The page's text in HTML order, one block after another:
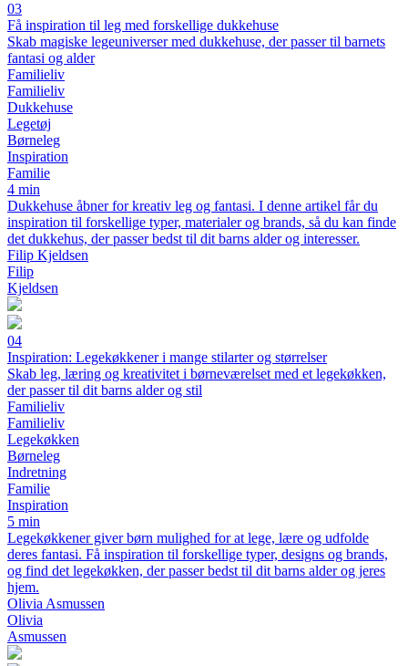
03
Få inspiration til leg med forskellige dukkehuse
Skab magiske legeuniverser med dukkehuse, der passer til barnets
fantasi og alder
Familieliv
Familieliv
Dukkehuse
Legetøj
Børneleg
Inspiration
Familie
4 min
Dukkehuse åbner for kreativ leg og fantasi. I denne artikel får du
inspiration til forskellige typer, materialer og brands, så du kan finde
det dukkehus, der passer bedst til dit barns alder og interesser.
Filip Kjeldsen
Filip
Kjeldsen
04
Inspiration: Legekøkkener i mange stilarter og størrelser
Skab leg, læring og kreativitet i børneværelset med et legekøkken,
der passer til dit barns alder og stil
Familieliv
Familieliv
Legekøkken
Børneleg
Indretning
Familie
Inspiration
5 min
Legekøkkener giver børn mulighed for at lege, lære og udfolde
deres fantasi. Få inspiration til forskellige typer, designs og brands,
og find det legekøkken, der passer bedst til dit barns alder og jeres
hjem.
Olivia Asmussen
Olivia
Asmussen